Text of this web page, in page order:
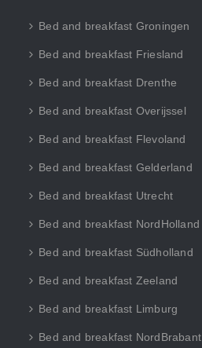
Bed and breakfast Groningen
Bed and breakfast Friesland
Bed and breakfast Drenthe
Bed and breakfast Overijssel
Bed and breakfast Flevoland
Bed and breakfast Gelderland
Bed and breakfast Utrecht
Bed and breakfast NordHolland
Bed and breakfast Südholland
Bed and breakfast Zeeland
Bed and breakfast Limburg
Bed and breakfast NordBrabant